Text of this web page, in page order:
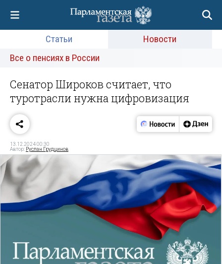
Статьи
Новости
Все о пенсиях в России
Сенатор Широков считает, что
туротрасли нужна цифровизация
13.12.2024 00:30
Автор: Руслан Грудцинов